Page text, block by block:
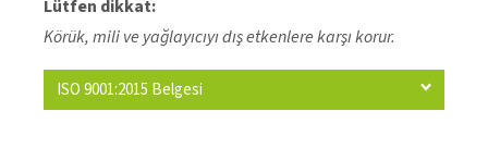
Lütfen dikkat:
Körük, mili ve yağlayıcıyı dış etkenlere karşı korur.
ISO 9001:2015 Belgesi